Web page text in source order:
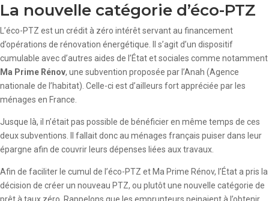
La nouvelle catégorie d’éco-PTZ
L’éco-PTZ est un crédit à zéro intérêt servant au financement
d’opérations de rénovation énergétique. Il s’agit d’un dispositif
cumulable avec d’autres aides de l’État et sociales comme notamment
Ma Prime Rénov, une subvention proposée par l’Anah (Agence
nationale de l’habitat). Celle-ci est d’ailleurs fort appréciée par les
ménages en France.
Jusque là, il n’était pas possible de bénéficier en même temps de ces
deux subventions. Il fallait donc au ménages français puiser dans leur
épargne afin de couvrir leurs dépenses liées aux travaux.
Afin de faciliter le cumul de l’éco-PTZ et Ma Prime Rénov, l’État a pris la
décision de créer un nouveau PTZ, ou plutôt une nouvelle catégorie de